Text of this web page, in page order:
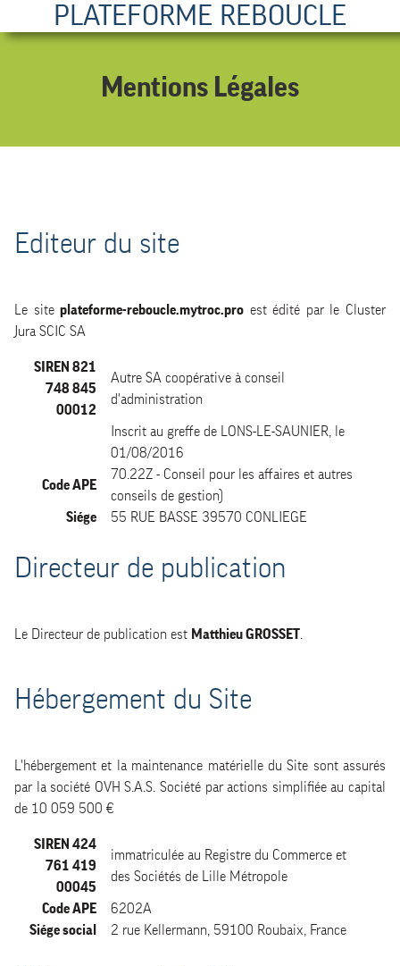
PLATEFORME REBOUCLE
Mentions Légales
Editeur du site
Le siteplateforme-reboucle.mytroc.pro est édité par le Cluster
Jura SCIC SA
SIREN 821
748 845
00012
Autre SA coopérative à conseil
d'administration
Inscrit au greffe de LONS-LE-SAUNIER, le
01/08/2016
Code APE
70.22Z - Conseil pour les affaires et autres
conseils de gestion)
Siége
55 RUE BASSE 39570 CONLIEGE
Directeur de publication
Le Directeur de publication est Matthieu GROSSET
Hébergement du Site
L'hébergement et la maintenance matérielle du Site sont assurés
par la société OVH S.A.S. Société par actions simplifiée au capital
de 10 059 500 €
SIREN 424
761 419
00045
immatriculée au Registre du Commerce et
des Sociétés de Lille Métropole
Code APE
6202A
Siége social
2 rue Kellermann, 59100 Roubaix, France